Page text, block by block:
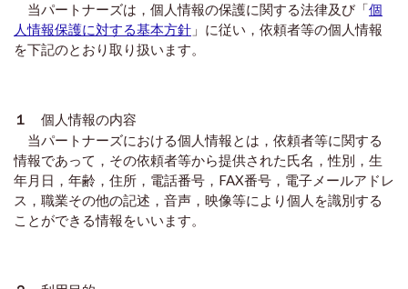
当パートナーズは，個人情報の保護に関する法律及び「個
人情報保護に対する基本方針 」に従い，依頼者等の個人情報
を下記のとおり取り扱います。
１
個人情報の内容
当パートナーズにおける個人情報とは，依頼者等に関する
情報であって，その依頼者等から提供された氏名，性別，生
年月日，年齢，住所，電話番号，FAX番号，電子メールアドレ
ス，職業その他の記述，音声，映像等により個人を識別する
ことができる情報をいいます。